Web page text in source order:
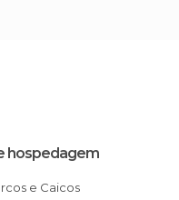
hospedagem
e Caicos